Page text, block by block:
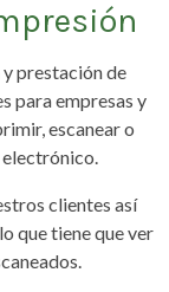
y prestación de
para empresas y
escanear o
clientes así
que tiene que ver